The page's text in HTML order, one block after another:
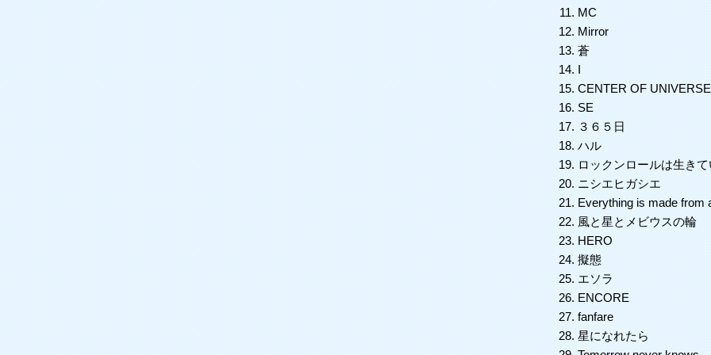
MC
Mirror
蒼
I
CENTER OF
SE
３６５日
ハル
ロックンロールは生き
ニシエヒガシエ
Everything is made
風と星とメビウスの輪
HERO
擬態
エソラ
ENCORE
fanfare
星になれたら